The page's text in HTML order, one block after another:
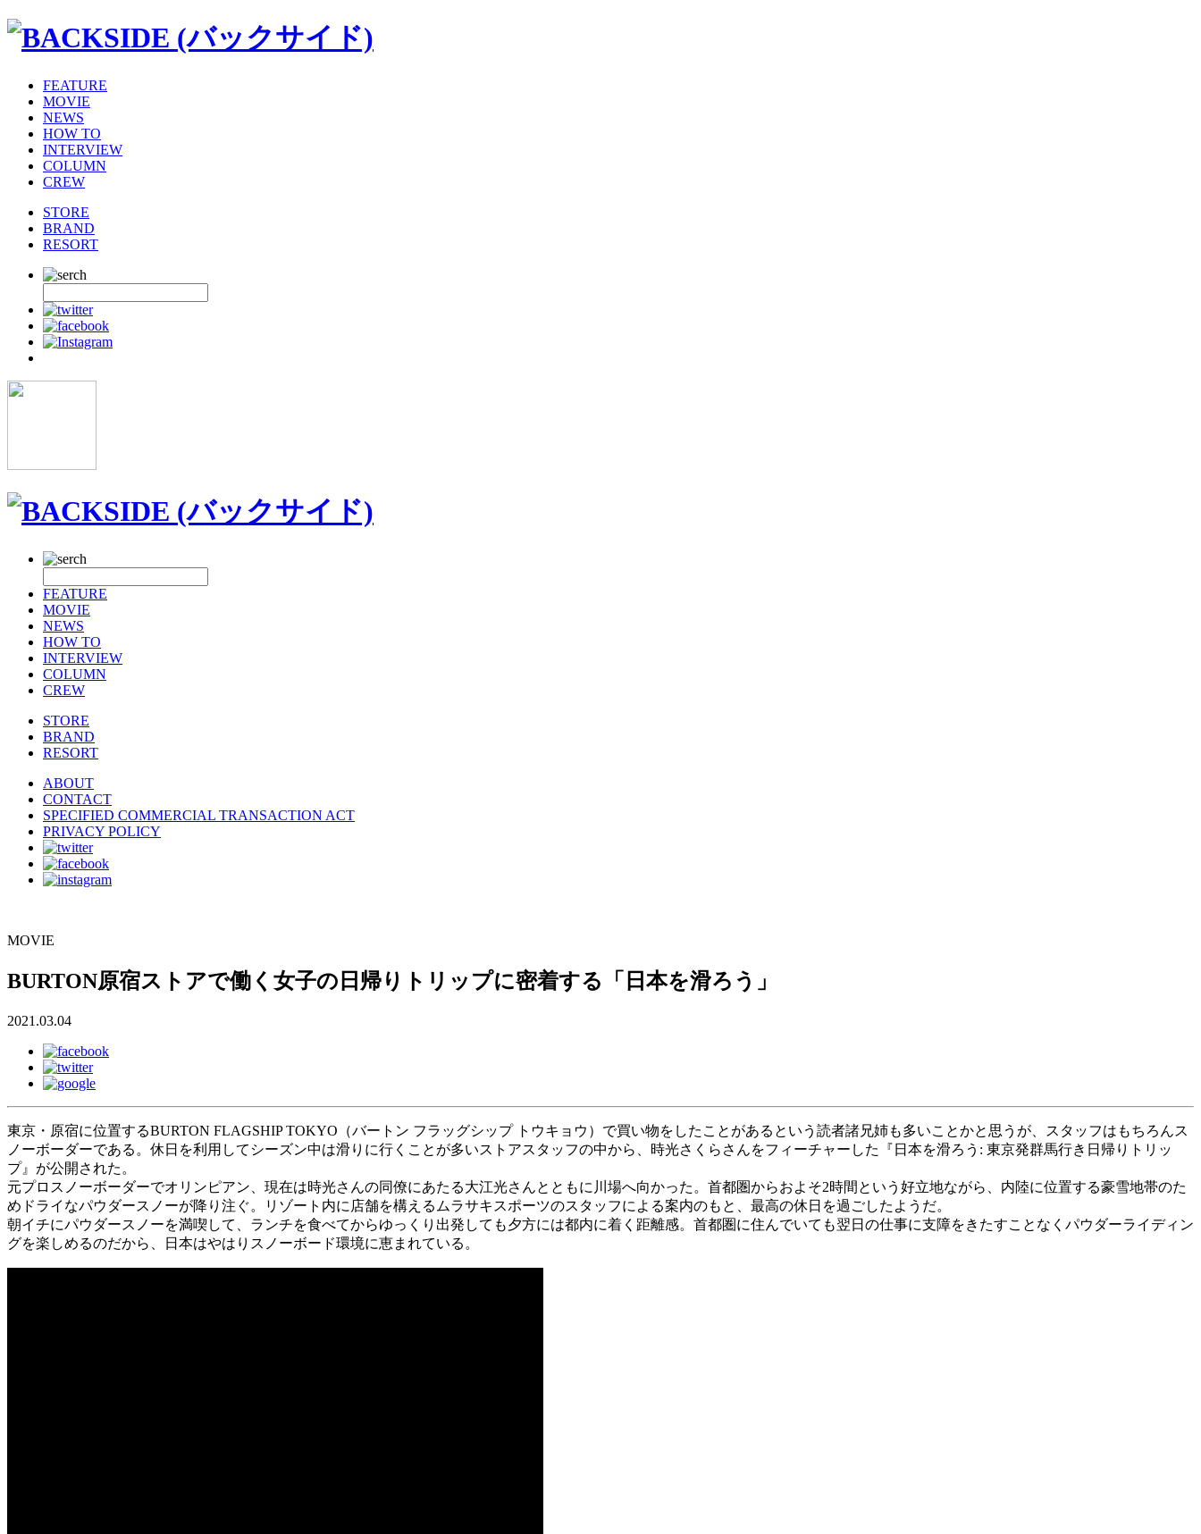
FEATURE
MOVIE
NEWS
HOW TO
INTERVIEW
COLUMN
CREW
STORE
BRAND
RESORT
FEATURE
MOVIE
NEWS
HOW TO
INTERVIEW
COLUMN
CREW
STORE
BRAND
RESORT
ABOUT
CONTACT
SPECIFIED COMMERCIAL TRANSACTION ACT
PRIVACY POLICY
MOVIE
BURTON原宿ストアで働く女子の日帰りトリップに密着する「日本を滑ろう」
2021.03.04
東京・原宿に位置するBURTON FLAGSHIP TOKYO（バートン フラッグシップ トウキョウ）で買い物をしたことがあるという読者諸兄姉も多いことかと思うが、スタッフはもちろんス
ノーボーダーである。休日を利用してシーズン中は滑りに行くことが多いストアスタッフの中から、時光さくらさんをフィーチャーした『日本を滑ろう: 東京発群馬行き日帰りトリッ
プ』が公開された。
元プロスノーボーダーでオリンピアン、現在は時光さんの同僚にあたる大江光さんとともに川場へ向かった。首都圏からおよそ2時間という好立地ながら、内陸に位置する豪雪地帯のた
めドライなパウダースノーが降り注ぐ。リゾート内に店舗を構えるムラサキスポーツのスタッフによる案内のもと、最高の休日を過ごしたようだ。
朝イチにパウダースノーを満喫して、ランチを食べてからゆっくり出発しても夕方には都内に着く距離感。首都圏に住んでいても翌日の仕事に支障をきたすことなくパウダーライディン
グを楽しめるのだから、日本はやはりスノーボード環境に恵まれている。